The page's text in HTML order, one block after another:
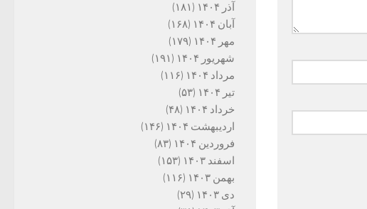
آذر ۱۴۰۴
(۱۸۱)
آبان ۱۴۰۴
(۱۶۸)
مهر ۱۴۰۴
(۱۷۹)
شهریور ۱۴۰۴
(۱۹۱)
مرداد ۱۴۰۴
(۱۱۶)
تیر ۱۴۰۴
(۵۳)
خرداد ۱۴۰۴
(۴۸)
اردیبهشت ۱۴۰۴
(۱۴۶)
فروردین ۱۴۰۴
(۸۳)
اسفند ۱۴۰۳
(۱۵۳)
بهمن ۱۴۰۳
(۱۱۶)
دی ۱۴۰۳
(۲۹)